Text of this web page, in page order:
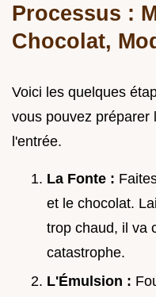
Processus :
Chocolat,
Voici les quelques
vous pouvez préparer
l'entrée.
La Fonte :
et le chocolat.
trop chaud, il va
catastrophe.
L'Émulsion :